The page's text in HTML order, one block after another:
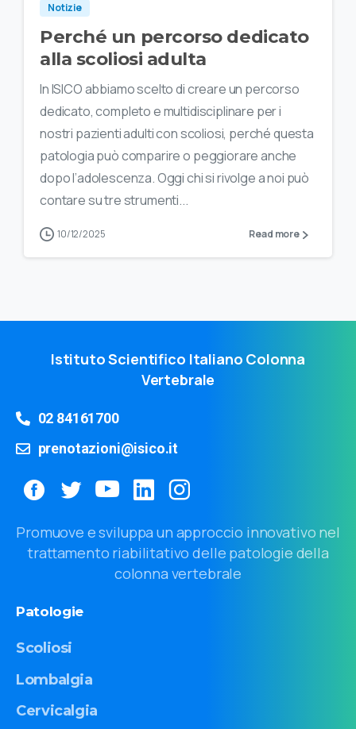
Notizie
Perché un percorso dedicato
alla scoliosi adulta
In ISICO abbiamo scelto di creare un percorso
dedicato, completo e multidisciplinare per i
nostri pazienti adulti con scoliosi, perché questa
patologia può comparire o peggiorare anche
dopo l’adolescenza. Oggi chi si rivolge a noi può
contare su tre strumenti...
10/12/2025 Read more
Istituto Scientifico Italiano Colonna
Vertebrale
02 84161700
prenotazioni@isico.it
Promuove e sviluppa un approccio innovativo nel
trattamento riabilitativo delle patologie della
colonna vertebrale
Patologie
Scoliosi
Lombalgia
Cervicalgia